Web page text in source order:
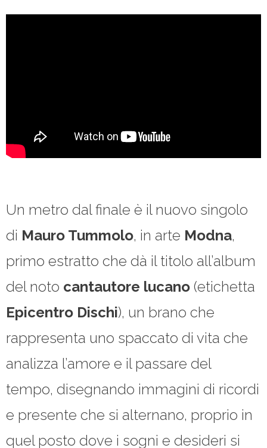
Un metro dal finale è il nuovo singolo
di Mauro Tummolo, in arte Modna,
primo estratto che dà il titolo all’album
del noto cantautore lucano (etichetta
Epicentro Dischi), un brano che
rappresenta uno spaccato di vita che
analizza l’amore e il passare del
tempo, disegnando immagini di ricordi
e presente che si alternano, proprio in
quel posto dove i sogni e desideri si